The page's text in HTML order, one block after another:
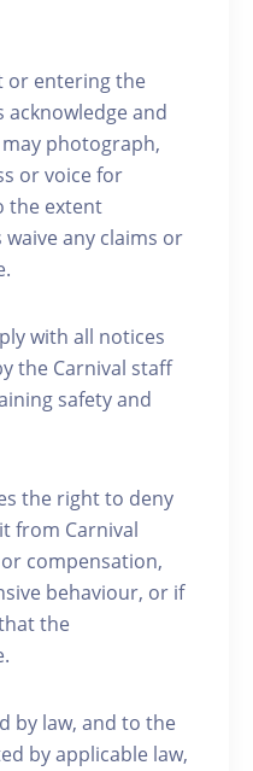
or entering the
acknowledge and
photograph,
or voice for
the extent
any claims or
with all notices
the Carnival staff
safety and
the right to deny
from Carnival
compensation,
behaviour, or if
the
by law, and to the
by applicable law,